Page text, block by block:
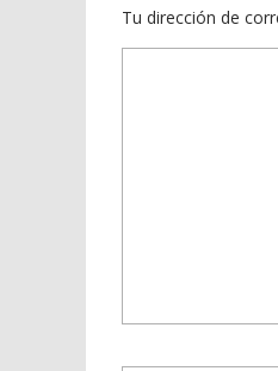
Tu dirección de